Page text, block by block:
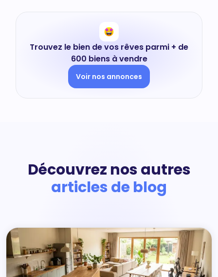
Trouvez le bien de vos rêves parmi + de
600 biens à vendre
Voir nos annonces
Découvrez nos autres
articles de blog